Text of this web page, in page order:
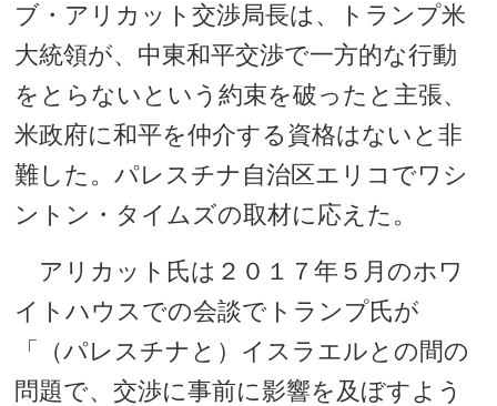
ブ・アリカット交渉局長は、トランプ米
大統領が、中東和平交渉で一方的な行動
をとらないという約束を破ったと主張、
米政府に和平を仲介する資格はないと非
難した。パレスチナ自治区エリコでワシ
ントン・タイムズの取材に応えた。
アリカット氏は２０１７年５月のホワ
イトハウスでの会談でトランプ氏が
「（パレスチナと）イスラエルとの間の
問題で、交渉に事前に影響を及ぼすよう